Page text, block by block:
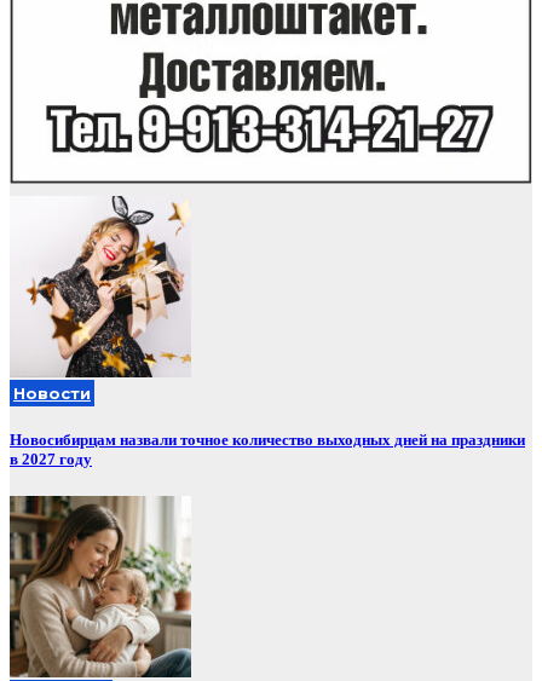
Новости
Новосибирцам назвали точное количество выходных дней на праздники
в 2027 году